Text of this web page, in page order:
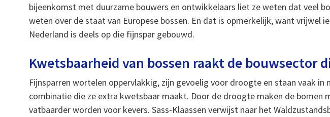
bijeenkomst met duurzame bouwers en ontwikkelaars liet ze weten dat veel
weten over de staat van Europese bossen. En dat is opmerkelijk, want vrijwel
Nederland is deels op die fijnspar gebouwd.
Kwetsbaarheid van bossen raakt de bouwsector
Fijnsparren wortelen oppervlakkig, zijn gevoelig voor droogte en staan vaak in
combinatie die ze extra kwetsbaar maakt. Door de droogte maken de bomen
vatbaarder worden voor kevers. Sass-Klaassen verwijst naar het